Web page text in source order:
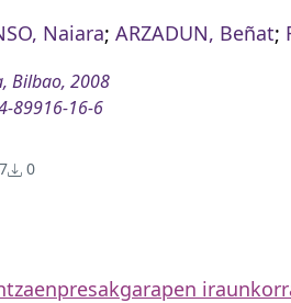
Naiara; ARZADUN, Beñat;
Bilbao, 2008
89916-16-6
0
enpresakgarapen